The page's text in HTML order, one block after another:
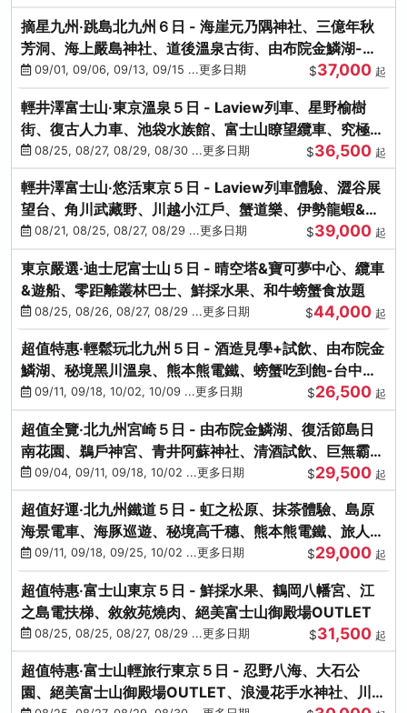
摘星九州‧跳島北九州６日 - 海崖元乃隅神社、三億年秋
芳洞、海上嚴島神社、道後溫泉古街、由布院金鱗湖-台
中出發
09/01, 09/06, 09/13, 09/15 ...更多日期 $37,000 起
輕井澤富士山‧東京溫泉５日 - Laview列車、星野榆樹
街、復古人力車、池袋水族館、富士山瞭望纜車、究極海
鮮食放題
08/25, 08/27, 08/29, 08/30 ...更多日期 $36,500 起
輕井澤富士山‧悠活東京５日 - Laview列車體驗、澀谷展
望台、角川武藏野、川越小江戶、蟹道樂、伊勢龍蝦&海
膽生魚片
08/21, 08/25, 08/27, 08/29 ...更多日期 $39,000 起
東京嚴選‧迪士尼富士山５日 - 晴空塔&寶可夢中心、纜車
&遊船、零距離叢林巴士、鮮採水果、和牛螃蟹食放題
08/25, 08/26, 08/27, 08/29 ...更多日期 $44,000 起
超值特惠‧輕鬆玩北九州５日 - 酒造見學+試飲、由布院金
鱗湖、秘境黑川溫泉、熊本熊電鐵、螃蟹吃到飽-台中出
發09/11, 09/18, 10/02, 10/09 ...更多日期 $26,500 起
超值全覽‧北九州宮崎５日 - 由布院金鱗湖、復活節島日
南花園、鵜戶神宮、青井阿蘇神社、清酒試飲、巨無霸熊
本熊-台中出發
09/04, 09/11, 09/18, 10/02 ...更多日期 $29,500 起
超值好運‧北九州鐵道５日 - 虹之松原、抹茶體驗、島原
海景電車、海豚巡遊、秘境高千穗、熊本熊電鐵、旅人觀
光列車-台中出發
09/11, 09/18, 09/25, 10/02 ...更多日期 $29,000 起
超值特惠‧富士山東京５日 - 鮮採水果、鶴岡八幡宮、江
之島電扶梯、敘敘苑燒肉、絕美富士山御殿場OUTLET
08/25, 08/25, 08/27, 08/29 ...更多日期 $31,500 起
超值特惠‧富士山輕旅行東京５日 - 忍野八海、大石公
園、絕美富士山御殿場OUTLET、浪漫花手水神社、川越